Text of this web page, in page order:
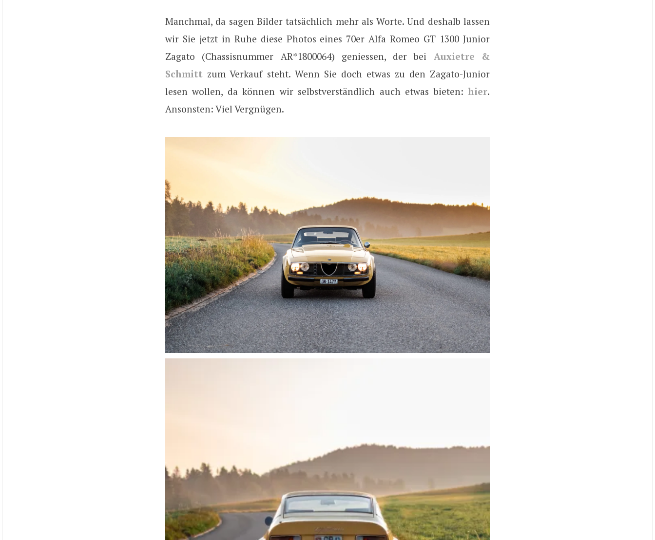
Manchmal, da sagen Bilder tatsächlich mehr als Worte. Und deshalb lassen
wir Sie jetzt in Ruhe diese Photos eines 70er Alfa Romeo GT 1300 Junior
Zagato (Chassisnummer AR*1800064) geniessen, der bei Auxietre &
Schmitt zum Verkauf steht. Wenn Sie doch etwas zu den Zagato-Junior
lesen wollen, da können wir selbstverständlich auch etwas bieten: hier.
Ansonsten: Viel Vergnügen.